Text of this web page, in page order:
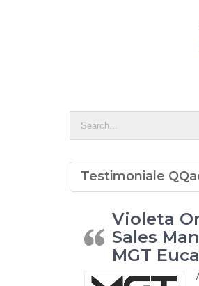
Testimoniale
Violeta
Sales
MGT